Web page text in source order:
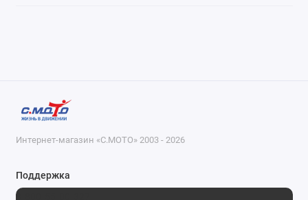
Интернет-магазин «С.МОТО» 2003 - 2026
Поддержка
8-800-55-00-327